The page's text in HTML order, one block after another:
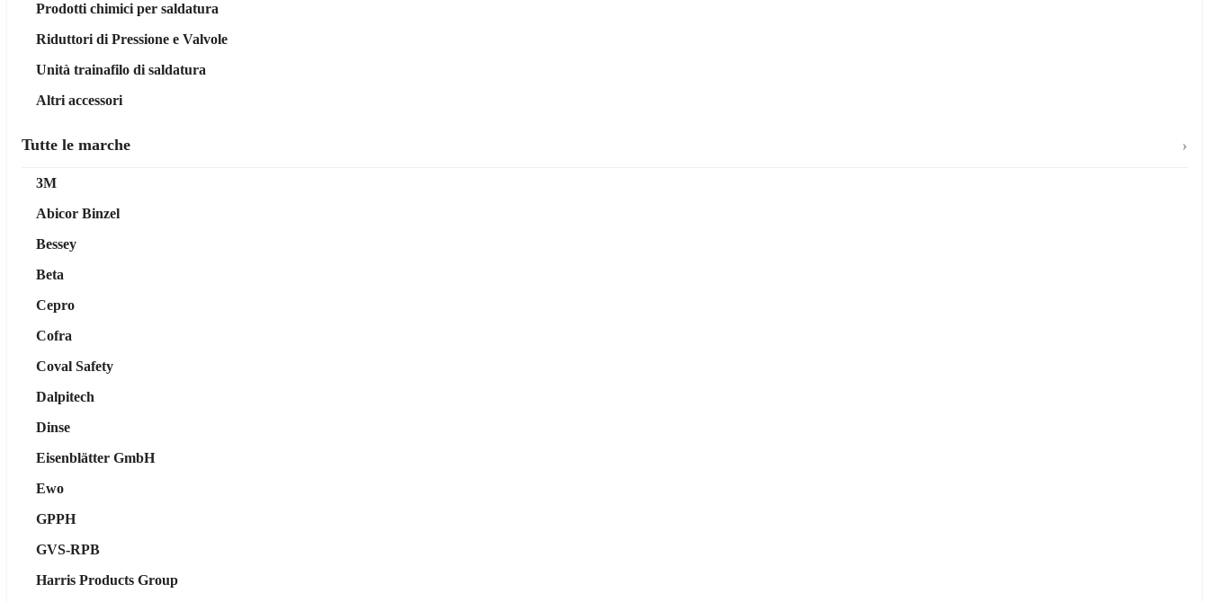
Prodotti chimici per saldatura
Riduttori di Pressione e Valvole
Unità trainafilo di saldatura
Altri accessori
Tutte le marche
3M
Abicor Binzel
Bessey
Beta
Cepro
Cofra
Coval Safety
Dalpitech
Dinse
Eisenblätter GmbH
Ewo
GPPH
GVS-RPB
Harris Products Group